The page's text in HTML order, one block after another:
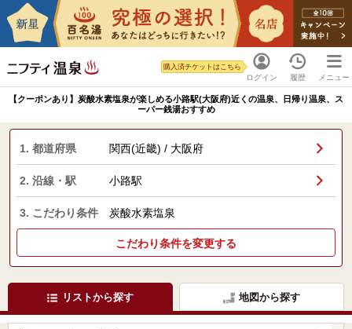
ログイン
購入済チケットはこちら
履歴 メニュー
【クーポンあり】炭酸水素塩泉が楽しめる小路駅(大阪府)近くの温泉、日帰り温泉、ス
ーパー銭湯おすすめ
1. 都道府県 関西(近畿) / 大阪府
2. 沿線・駅 小路駅
3. こだわり条件 炭酸水素塩泉
こだわり条件を変更する
リストから探す 地図から探す